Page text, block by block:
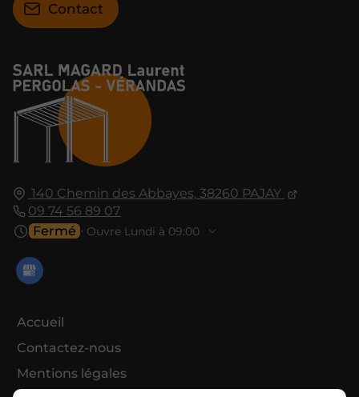
140 Chemin des Abbayes, 38260 PAJAY
09 74 56 89 07
Fermé ⋅ Ouvre Lundi à 09:00
Accueil
Contactez-nous
Mentions légales
Contact